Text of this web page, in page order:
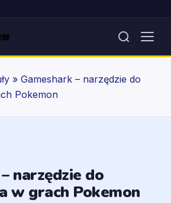
» Gameshark – narzędzie do
Pokemon
narzędzie do
w grach Pokemon